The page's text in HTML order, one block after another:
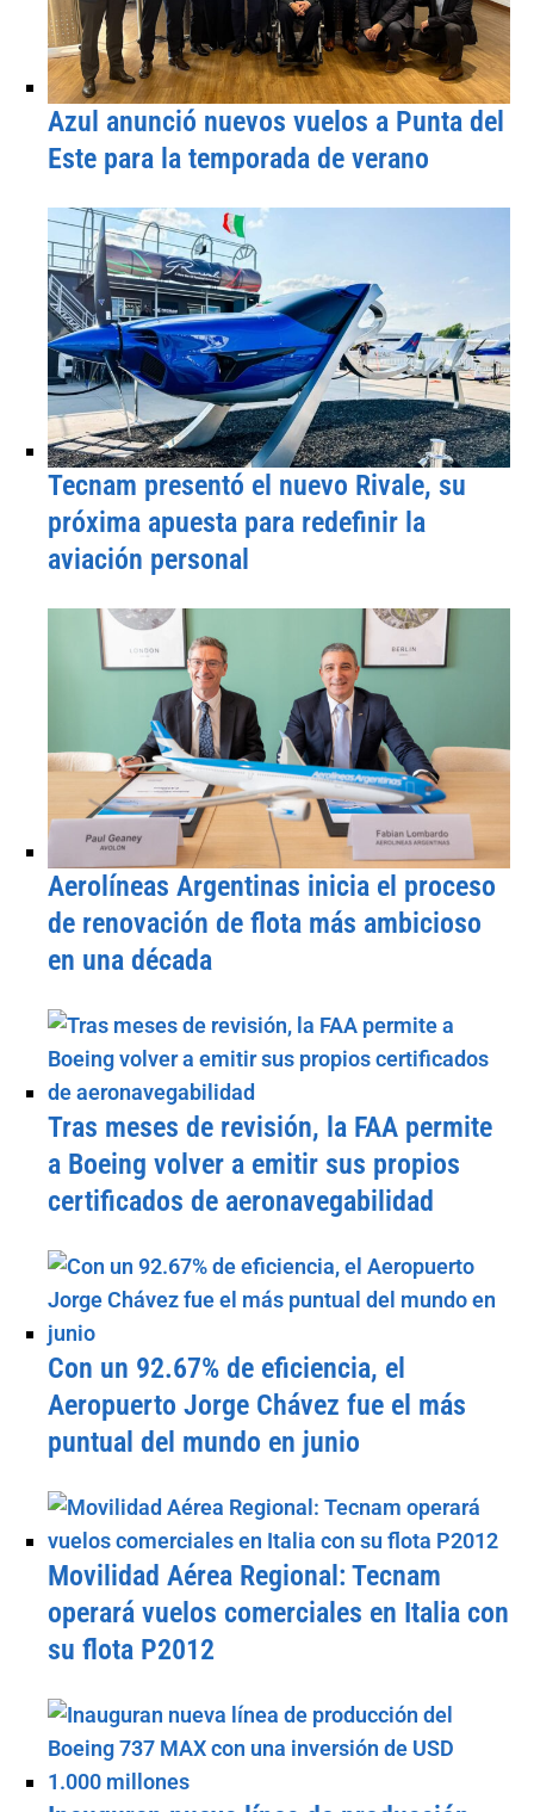
Azul anunció nuevos vuelos a Punta del
Este para la temporada de verano
Tecnam presentó el nuevo Rivale, su
próxima apuesta para redefinir la
aviación personal
Aerolíneas Argentinas inicia el proceso
de renovación de flota más ambicioso
en una década
Tras meses de revisión, la FAA permite
a Boeing volver a emitir sus propios
certificados de aeronavegabilidad
Con un 92.67% de eficiencia, el
Aeropuerto Jorge Chávez fue el más
puntual del mundo en junio
Movilidad Aérea Regional: Tecnam
operará vuelos comerciales en Italia con
su flota P2012